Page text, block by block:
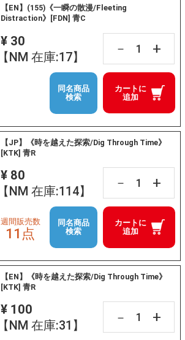
【EN】(155)《一瞬の散漫/Fleeting
Distraction》[FDN] 青C
¥ 30
【NM 在庫:17】
－ +
カートに
追加
同名商品
検索
【JP】《時を越えた探索/Dig Through Time》
[KTK] 青R
¥ 80
【NM 在庫:114】
－ +
カートに
追加
週間販売数
11点
同名商品
検索
【EN】《時を越えた探索/Dig Through Time》
[KTK] 青R
¥ 100
【NM 在庫:31】
－ +